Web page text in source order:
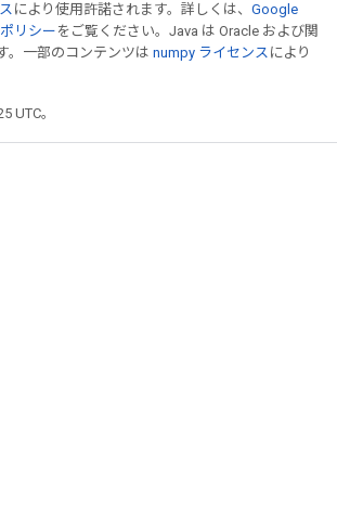
により使用許諾されます。詳しくは、 Google
リシー をご覧ください。Java は Oracle および関
。一部のコンテンツは numpy ライセンス により
UTC。